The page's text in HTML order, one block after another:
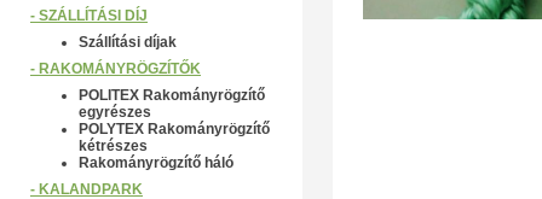
- SZÁLLÍTÁSI DÍJ
Szállítási díjak
- RAKOMÁNYRÖGZÍTŐK
POLITEX Rakományrögzítő
egyrészes
POLYTEX Rakományrögzítő
kétrészes
Rakományrögzítő háló
- KALANDPARK